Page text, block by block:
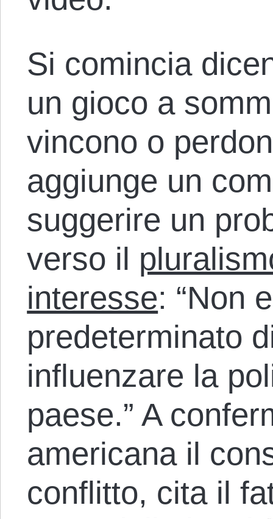
Si comincia
un gioco a
vincono o
aggiunge un
suggerire un
verso il
interesse: “Non
predeterminato
influenzare la
paese.” A
americana il
conflitto, cita il